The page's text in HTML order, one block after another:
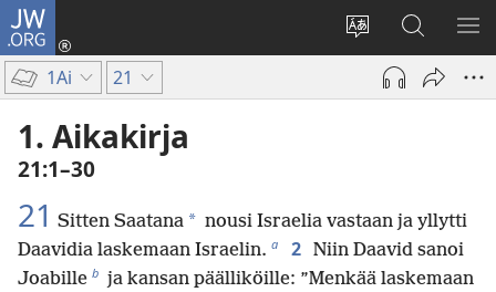
JW.ORG
Vaihda
sivuston
kieli
Kirjaudu
(avaa
ikkunan)
Hae
JW.ORG-
sivustolta
1Ai 21
1. Aikakirja
21:1–30
21 Sitten Saatana * nousi Israelia vastaan ja yllytti
Daavidia laskemaan Israelin. a 2 Niin Daavid sanoi
Joabille b ja kansan päälliköille: ”Menkää laskemaan